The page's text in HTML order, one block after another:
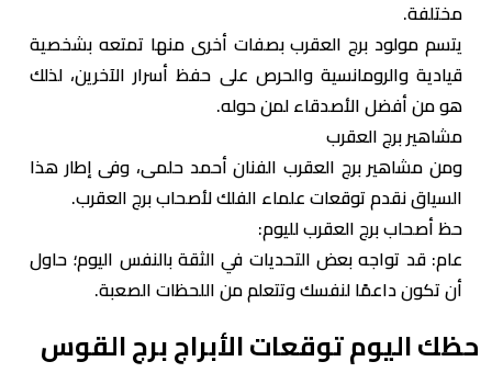
مختلفة.
يتسم مولود برج العقرب بصفات أخرى منها تمتعه بشخصية
قيادية والرومانسية والحرص على حفظ أسرار الآخرين، لذلك
هو من أفضل الأصدقاء لمن حوله.
مشاهير برج العقرب
ومن مشاهير برج العقرب الفنان أحمد حلمى، وفى إطار هذا
السياق نقدم توقعات علماء الفلك لأصحاب برج العقرب.
حظ أصحاب برج العقرب لليوم:
عام: قد تواجه بعض التحديات في الثقة بالنفس اليوم؛ حاول
أن تكون داعمًا لنفسك وتتعلم من اللحظات الصعبة.
حظك اليوم توقعات الأبراج برج القوس